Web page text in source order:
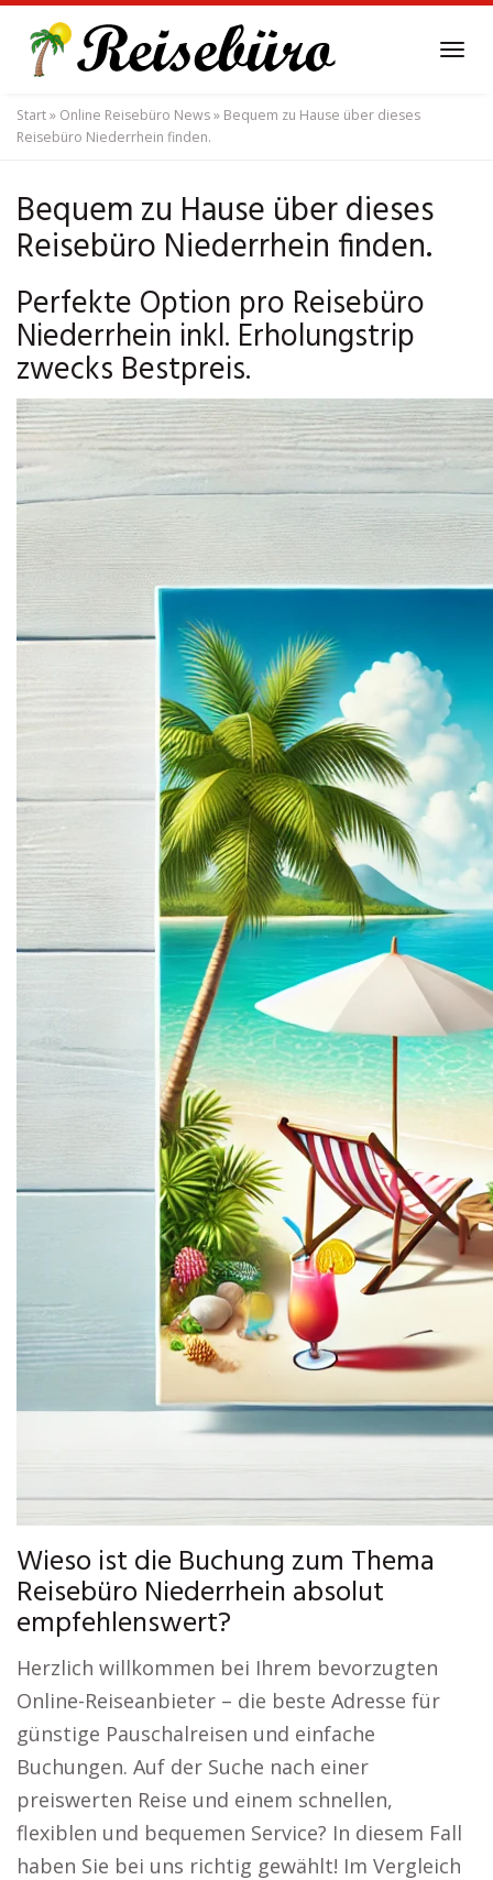
main
content
Start» Online Reisebüro News» Bequem zu Hause über dieses
Reisebüro Niederrhein finden.
Bequem zu Hause über dieses
Reisebüro Niederrhein finden.
Perfekte Option pro Reisebüro
Niederrhein inkl. Erholungstrip
zwecks Bestpreis.
Wieso ist die Buchung zum Thema
Reisebüro Niederrhein absolut
empfehlenswert?
Herzlich willkommen bei Ihrem bevorzugten
Online-Reiseanbieter – die beste Adresse für
günstige Pauschalreisen und einfache
Buchungen. Auf der Suche nach einer
preiswerten Reise und einem schnellen,
flexiblen und bequemen Service? In diesem Fall
haben Sie bei uns richtig gewählt! Im Vergleich